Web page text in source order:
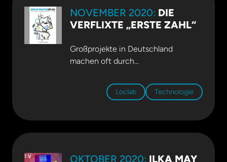
NOVEMBER 2020: DIE
VERFLIXTE „ERSTE ZAHL“
Großprojekte in Deutschland
machen oft durch
aufmerksam. Kostenexplosion und
Terminüberschreitungen bilden hier
Dabei kann das ganz anders laufen.
Heinz Ehrbar und Dr. Ilka May
„Infrastrukturatlas 2020“ der
Loclab Technologie
OKTOBER 2020: ILKA MAY